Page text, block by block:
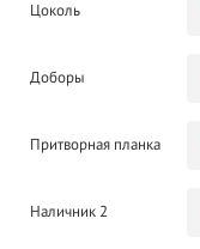
Цоколь
Доборы
Притворная планка
Наличник 2